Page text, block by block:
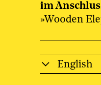
im
»Wooden
English